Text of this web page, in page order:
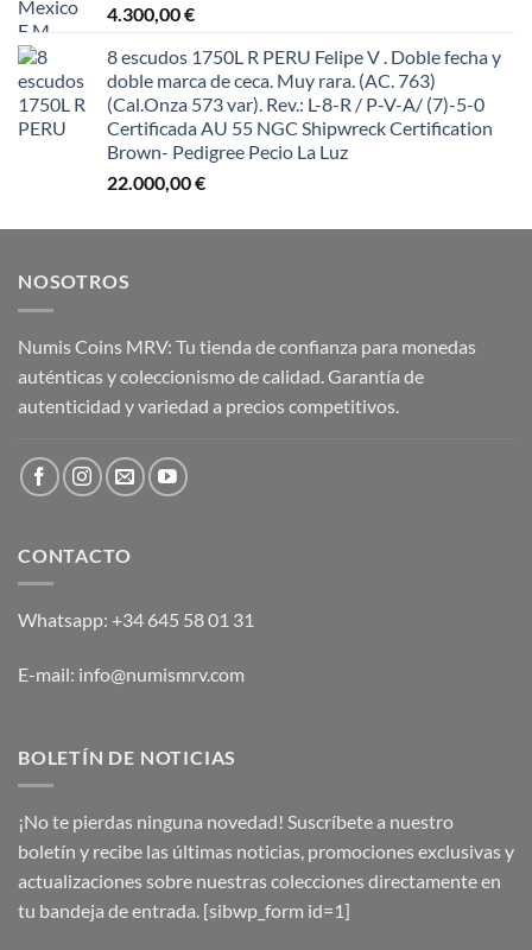
4.300,00€
8 escudos 1750L R PERU Felipe V . Doble fecha y
doble marca de ceca. Muy rara. (AC. 763)
(Cal.Onza 573 var). Rev.: L-8-R / P-V-A/ (7)-5-0
Certificada AU 55 NGC Shipwreck Certification
Brown- Pedigree Pecio La Luz
22.000,00€
NOSOTROS
Numis Coins MRV: Tu tienda de confianza para monedas
auténticas y coleccionismo de calidad. Garantía de
autenticidad y variedad a precios competitivos.
CONTACTO
Whatsapp: +34 645 58 01 31
E-mail: info@numismrv.com
BOLETÍN DE NOTICIAS
¡No te pierdas ninguna novedad! Suscríbete a nuestro
boletín y recibe las últimas noticias, promociones exclusivas y
actualizaciones sobre nuestras colecciones directamente en
tu bandeja de entrada. [sibwp_form id=1]